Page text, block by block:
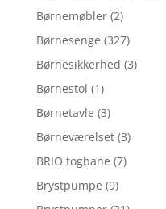
Børnemøbler (2)
Børnesenge (327)
Børnesikkerhed (3)
Børnestol (1)
Børnetavle (3)
Børneværelset (3)
BRIO togbane (7)
Brystpumpe (9)